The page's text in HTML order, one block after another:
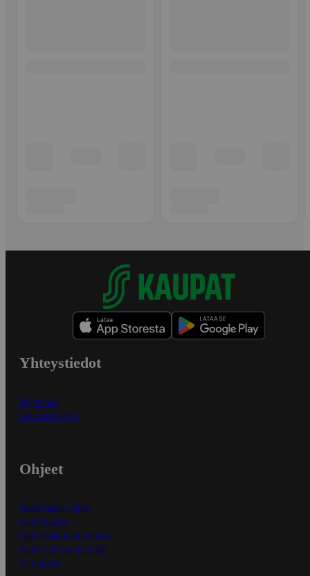
Yhteystiedot
Myymälät
Asiakaspalvelu
Ohjeet
Ensitilaajan ohjeet
Näin maksat
Näin tilaat ja muokkaat
Kaikki ohjeet ja vinkit
In English